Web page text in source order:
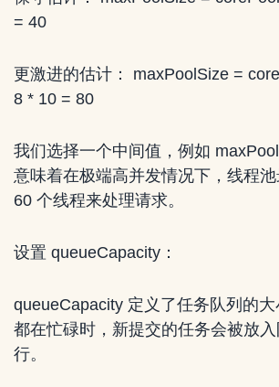
= 40
更激进的估计： maxPoolSize =
8 * 10 = 80
我们选择一个中间值，例如
意味着在极端高并发情况下，线程
60 个线程来处理请求。
设置 queueCapacity：
queueCapacity 定义了任务队列的
都在忙碌时，新提交的任务会被放
行。